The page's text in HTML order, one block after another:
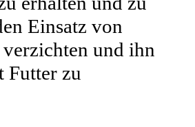
Einsatz von
und ihn
Futter zu